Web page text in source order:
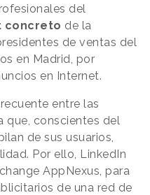
del
concreto de la
de ventas del
en Madrid, por
en Internet.
entre las
que, conscientes del
de sus usuarios,
Por ello, LinkedIn
AppNexus, para
de una red de